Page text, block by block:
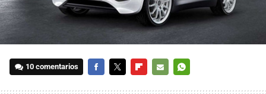
10 comentarios